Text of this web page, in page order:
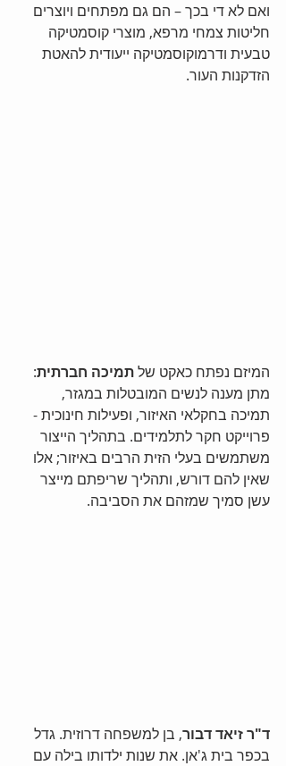
ואם לא די בכך – הם גם מפתחים ויוצרים
חליטות צמחי מרפא, מוצרי קוסמטיקה
טבעית ודרמוקוסמטיקה ייעודית להאטת
הזדקנות העור.
המיזם נפתח כאקט של תמיכה חברתית:
מתן מענה לנשים המובטלות במגזר,
תמיכה בחקלאי האיזור, ופעילות חינוכית -
פרוייקט חקר לתלמידים. בתהליך הייצור
משתמשים בעלי הזית הרבים באיזור; אלו
שאין להם דורש, ותהליך שריפתם מייצר
עשן סמיך שמזהם את הסביבה.
ד"ר זיאד דבור, בן למשפחה דרוזית. גדל
בכפר בית ג'אן. את שנות ילדותו בילה עם